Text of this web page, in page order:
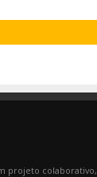
projeto colaborativo,